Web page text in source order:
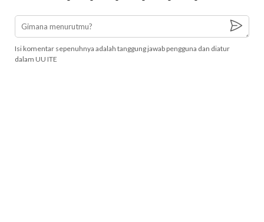
Isi komentar sepenuhnya adalah tanggung jawab pengguna dan diatur
dalam UU ITE